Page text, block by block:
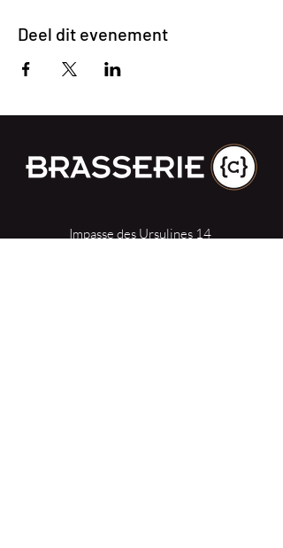
Deel dit evenement
Impasse des Ursulines 14